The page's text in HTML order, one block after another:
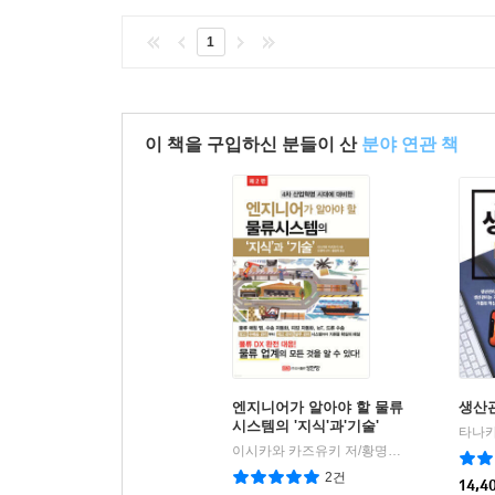
1
이 책을 구입하신 분들이 산 분야 연관 책
엔지니어가 알아야 할 물류
시스템의 '지식'과'기술'
이시카와 카즈유키 저/황명희 역/오영택 감수
2건
생산